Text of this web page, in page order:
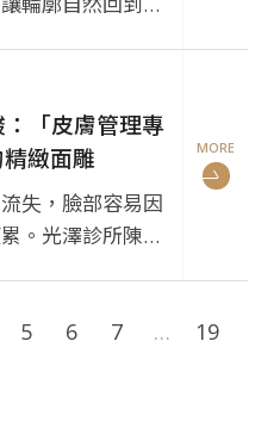
，可強化彈力
更精緻、更有精
「皮膚管理專
緻面雕
失，臉部容易因
。光澤診所陳詩
、修飾輪廓與打
藝術面雕」設
MORE
5 6 7 … 19